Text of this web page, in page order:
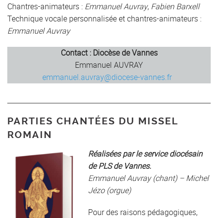
Chantres-animateurs : Emmanuel Auvray, Fabien Barxell
Technique vocale personnalisée et chantres-animateurs :
Emmanuel Auvray
Contact : Diocèse de Vannes
Emmanuel AUVRAY
emmanuel.auvray@diocese-vannes.fr
PARTIES CHANTÉES DU MISSEL
ROMAIN
Réalisées par le service diocésain
de PLS de Vannes.
Emmanuel Auvray (chant) – Michel
Jézo (orgue)
Pour des raisons pédagogiques,